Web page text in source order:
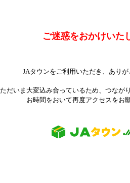
ご迷惑をおかけいた
JAタウンをご利用いただき、ありが
ただいま大変込み合っているため、つなが
お時間をおいて再度アクセスをお